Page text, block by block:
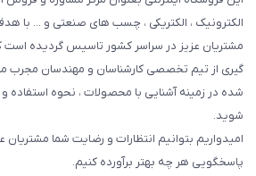
الکترونیک ، الکتریکی ، چسب های صنعتی و ... با
مشتریان عزیز در سراسر کشور تاسیس گردیده است
گیری از تیم تخصصی کارشناسان و مهندسان مجرب ما
شده در زمینه آشنایی با محصولات ، نحوه استفاده و
شوید.
امیدواریم بتوانیم انتظارات و رضایت شما
پاسخگویی هر چه بهتر برآورده کنیم.